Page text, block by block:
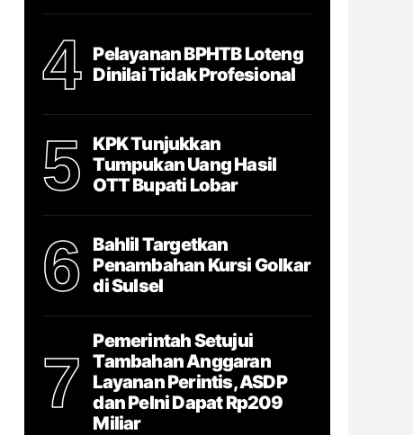
4
Pelayanan BPHTB Loteng
Dinilai Tidak Profesional
5
KPK Tunjukkan
Tumpukan Uang Hasil
OTT Bupati Lobar
6
Bahlil Targetkan
Penambahan Kursi Golkar
di Sulsel
7
Pemerintah Setujui
Tambahan Anggaran
Layanan Perintis, ASDP
dan Pelni Dapat Rp209
Miliar